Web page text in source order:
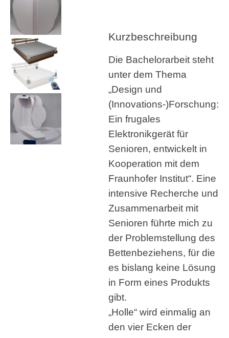
Kurzbeschreibung
Die Bachelorarbeit steht
unter dem Thema
„Design und
(Innovations-)Forschung:
Ein frugales
Elektronikgerät für
Senioren, entwickelt in
Kooperation mit dem
Fraunhofer Institut“. Eine
intensive Recherche und
Zusammenarbeit mit
Senioren führte mich zu
der Problemstellung des
Bettenbeziehens, für die
es bislang keine Lösung
in Form eines Produkts
gibt.
„Holle“ wird einmalig an
den vier Ecken der